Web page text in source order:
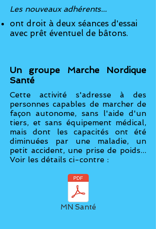
Les nouveaux adhérents...
ont droit à d eux séances d'essai
avec prêt éventuel de bâtons.
Un groupe Marche Nordique
Santé
Cette activité s'adresse à des
personnes capables de marcher de
façon autonome, sans l'aide d'un
tiers, et sans équipement médical,
mais dont les capacités ont été
diminuées par une maladie, un
petit accident, une prise de poids...
Voir les détails ci-contre :
MN Santé